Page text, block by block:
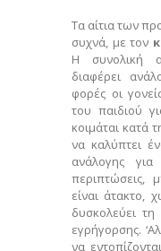
Τα αίτια των
συχνά, με τον
Η συνολική
διαφέρει
φορές οι
του παιδιού
κοιμάται κατά
να καλύπτει
ανάλογης
περιπτώσεις,
είναι άτακτο,
δυσκολεύει
εγρήγορσης.
να